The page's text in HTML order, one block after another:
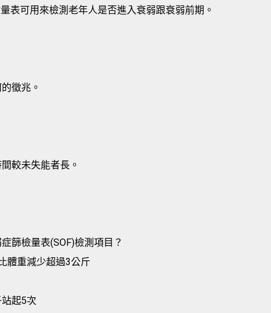
表可用來檢測老年人是否進入衰弱跟衰弱前期。
徵兆。
較未失能者長。
篩檢量表(SOF)檢測項目？
體重減少超過3公斤
起5次